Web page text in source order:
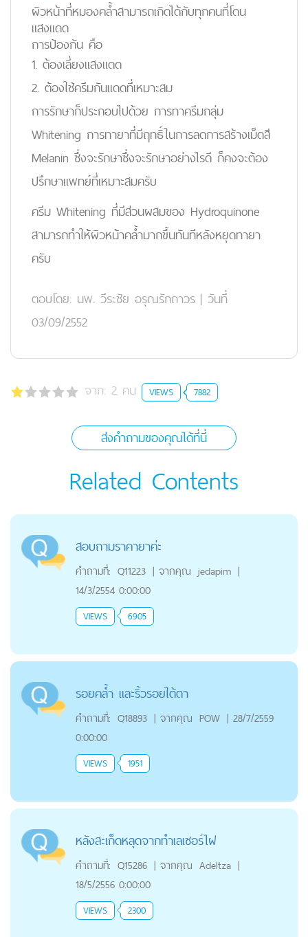
ผิวหน้าที่หมองคล้ำสามารถเกิดได้กับทุกคนที่โดน
แสงแดด
การป้องกัน คือ
1. ต้องเลี่ยงแสงแดด
2. ต้องใช้ครีมกันแดดที่เหมาะสม
การรักษาก็ประกอบไปด้วย การทาครีมกลุ่ม
Whitening การทายาที่มีฤทธิ์ในการลดการสร้างเม็ดสี
Melanin ซึ่งจะรักษาซึ่งจะรักษาอย่างไรดี ก็คงจะต้อง
ปรึกษาแพทย์ที่เหมาะสมครับ
ครีม Whitening ที่มีส่วนผสมของ Hydroquinone
สามารถทำให้ผิวหน้าคล้ำมากขึ้นทันทีหลังหยุดทายา
ครับ
ตอบโดย: นพ. วีระชัย อรุณรักถาวร | วันที่
03/09/2552
จาก: 2 คน VIEWS 7882
ส่งคำถามของคุณได้ที่นี่
Related Contents
สอบถามราคายาค่ะ
คำถามที่: Q11223 | จากคุณ jedapim |
14/3/2554 0:00:00
VIEWS 6905
รอยคล้ำ และริ้วรอยใต้ตา
คำถามที่: Q18893 | จากคุณ POW | 28/7/2559
0:00:00
VIEWS 1951
หลังสะเก็ดหลุดจากทำเลเซอร์ไฝ
คำถามที่: Q15286 | จากคุณ Adeltza |
18/5/2556 0:00:00
VIEWS 2300